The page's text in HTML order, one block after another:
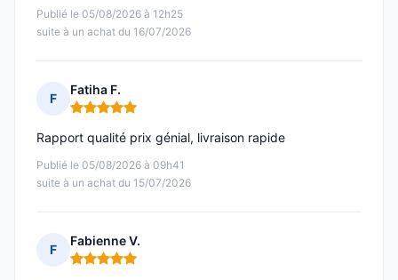
Publié le 05/08/2026 à 12h25
suite à un achat du 16/07/2026
F
Fatiha F.
Note : 5 sur 5
Publié le 05/08/2026 à 09h41
suite à un achat du 15/07/2026
Rapport qualité prix génial, livraison rapide
F
Fabienne V.
Note : 5 sur 5